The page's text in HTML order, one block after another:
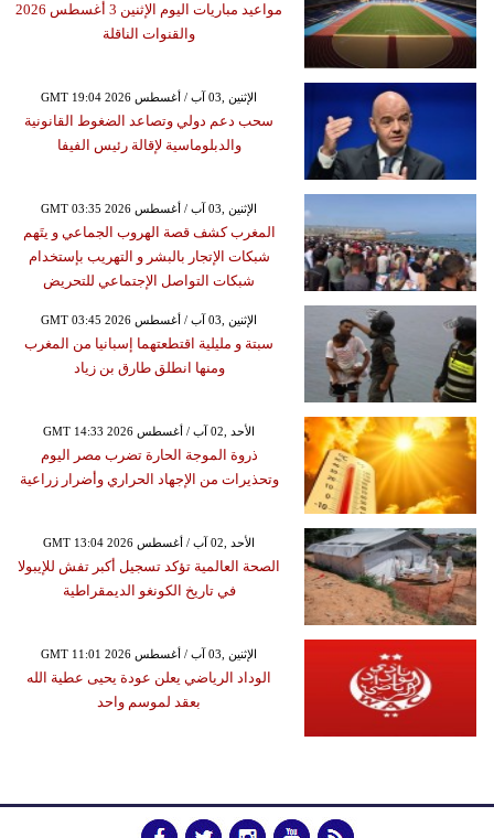
مواعيد مباريات اليوم الإثنين 3 أغسطس 2026
والقنوات الناقلة
GMT 19:04 2026 الإثنين ,03 آب / أغسطس
سحب دعم دولي وتصاعد الضغوط القانونية
والدبلوماسية لإقالة رئيس الفيفا
GMT 03:35 2026 الإثنين ,03 آب / أغسطس
المغرب كشف قصة الهروب الجماعي و يتَهم
شبكات الإتجار بالبشر و التهريب بإستخدام
شبكات التواصل الإجتماعي للتحريض
GMT 03:45 2026 الإثنين ,03 آب / أغسطس
سبتة و مليلية اقتطعتهما إسبانيا من المغرب
ومنها انطلق طارق بن زياد
GMT 14:33 2026 الأحد ,02 آب / أغسطس
ذروة الموجة الحارة تضرب مصر اليوم
وتحذيرات من الإجهاد الحراري وأضرار زراعية
GMT 13:04 2026 الأحد ,02 آب / أغسطس
الصحة العالمية تؤكد تسجيل أكبر تفش للإيبولا
في تاريخ الكونغو الديمقراطية
GMT 11:01 2026 الإثنين ,03 آب / أغسطس
الوداد الرياضي يعلن عودة يحيى عطية الله
بعقد لموسم واحد